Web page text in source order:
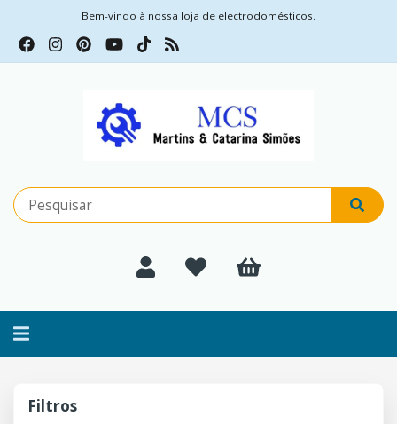
Bem-vindo à nossa loja de electrodomésticos.
Alternar
Filtros